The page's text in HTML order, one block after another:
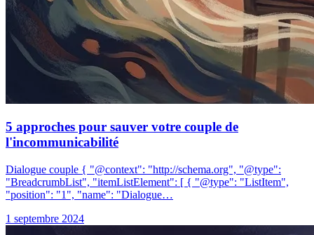
5 approches pour sauver votre couple de
l'incommunicabilité
Dialogue couple { "@context": "http://schema.org", "@type":
"BreadcrumbList", "itemListElement": [ { "@type": "ListItem",
"position": "1", "name": "Dialogue…
1 septembre 2024